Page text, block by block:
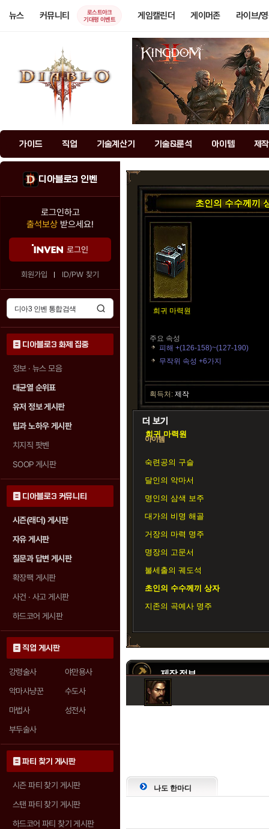
뉴스 커뮤니티
로스트아크
기대평 이벤트
게임캘린더 게이머존 라이브/
가이드 직업 기술계산기 기술&룬석 아이템 제
디아블로3 인벤
로그인하고
출석보상 받으세요!
로그인
회원가입 ID/PW 찾기
디아블로3 화제 집중
정보 · 뉴스 모음
대균열 순위표
유저 정보 게시판
팁과 노하우 게시판
치지직 팟벤
SOOP 게시판
디아블로3 커뮤니티
시즌(래더) 게시판
자유 게시판
질문과 답변 게시판
확장팩 게시판
사건 · 사고 게시판
하드코어 게시판
직업 게시판
강령술사
야만용사
악마사냥꾼
수도사
마법사
성전사
부두술사
파티 찾기 게시판
시즌 파티 찾기 게시판
스탠 파티 찾기 게시판
하드코어 파티 찾기 게시판
초인의 수수께끼
희귀 마력원
주요 속성
피해 +(126-158)~(127-190)
무작위 속성 +6가지
획득처: 제작
희귀 마력원
아이템
숙련공의 구슬
달인의 악마서
명인의 삼색 보주
대가의 비명 해골
거장의 마력 명주
명장의 고문서
불세출의 궤도석
초인의 수수께끼 상자
지존의 곡예사 명주
제작 정보
나도 한마디